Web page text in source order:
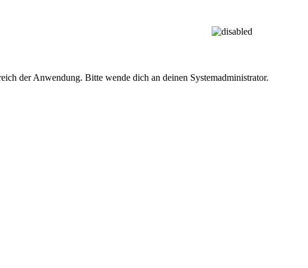
der Anwendung. Bitte wende dich an deinen Systemadministrator.